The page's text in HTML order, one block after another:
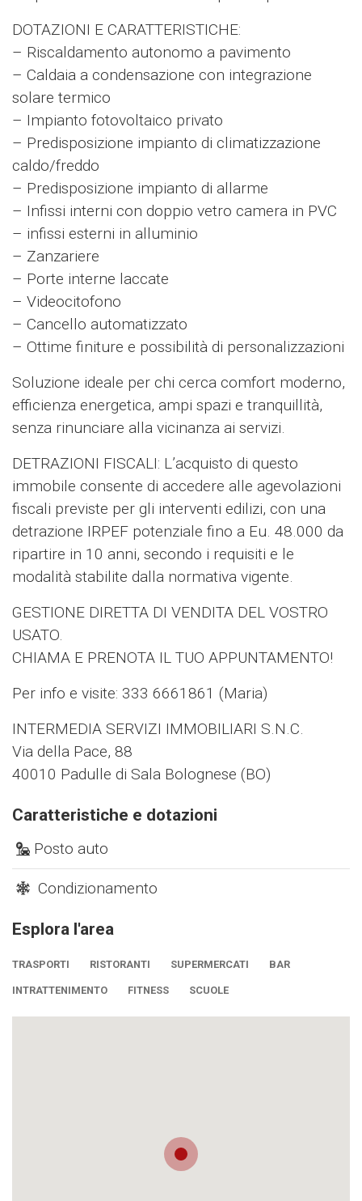
DOTAZIONI E CARATTERISTICHE:
– Riscaldamento autonomo a pavimento
– Caldaia a condensazione con integrazione
solare termico
– Impianto fotovoltaico privato
– Predisposizione impianto di climatizzazione
caldo/freddo
– Predisposizione impianto di allarme
– Infissi interni con doppio vetro camera in PVC
– infissi esterni in alluminio
– Zanzariere
– Porte interne laccate
– Videocitofono
– Cancello automatizzato
– Ottime finiture e possibilità di personalizzazioni
Soluzione ideale per chi cerca comfort moderno,
efficienza energetica, ampi spazi e tranquillità,
senza rinunciare alla vicinanza ai servizi.
DETRAZIONI FISCALI: L’acquisto di questo
immobile consente di accedere alle agevolazioni
fiscali previste per gli interventi edilizi, con una
detrazione IRPEF potenziale fino a Eu. 48.000 da
ripartire in 10 anni, secondo i requisiti e le
modalità stabilite dalla normativa vigente.
GESTIONE DIRETTA DI VENDITA DEL VOSTRO
USATO.
CHIAMA E PRENOTA IL TUO APPUNTAMENTO!
Per info e visite: 333 6661861 (Maria)
INTERMEDIA SERVIZI IMMOBILIARI S.N.C.
Via della Pace, 88
40010 Padulle di Sala Bolognese (BO)
Caratteristiche e dotazioni
Posto auto
Condizionamento
Esplora l'area
TRASPORTI RISTORANTI SUPERMERCATI BAR
INTRATTENIMENTO FITNESS SCUOLE